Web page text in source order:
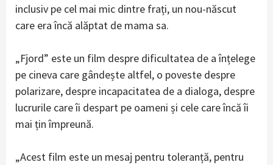
inclusiv pe cel mai mic dintre frați, un nou-născut
care era încă alăptat de mama sa.
„Fjord” este un film despre dificultatea de a înțelege
pe cineva care gândește altfel, o poveste despre
polarizare, despre incapacitatea de a dialoga, despre
lucrurile care îi despart pe oameni și cele care încă îi
mai țin împreună.
„Acest film este un mesaj pentru toleranță, pentru